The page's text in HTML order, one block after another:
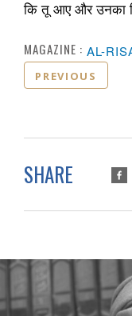
कि तू आए और उनका
MAGAZINE : AL-
PREVIOUS
SHARE